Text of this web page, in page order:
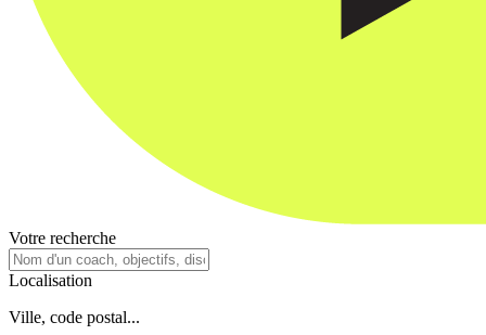
Votre recherche
Localisation
Ville, code postal...